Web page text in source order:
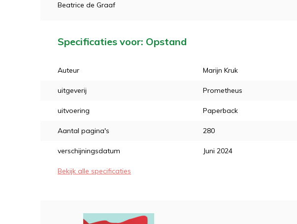
Beatrice de Graaf
Specificaties voor: Opstand
Auteur Marijn Kruk
uitgeverij Prometheus
uitvoering Paperback
Aantal pagina's 280
verschijningsdatum Juni 2024
Bekijk alle specificaties